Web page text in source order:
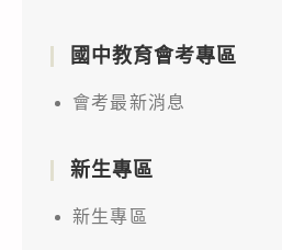
國中教育會考專區
會考最新消息
新生專區
新生專區